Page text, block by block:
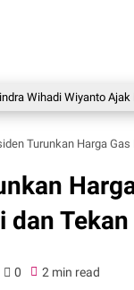
Wiyanto Ajak
Turunkan Harga
dan
0 2 min read